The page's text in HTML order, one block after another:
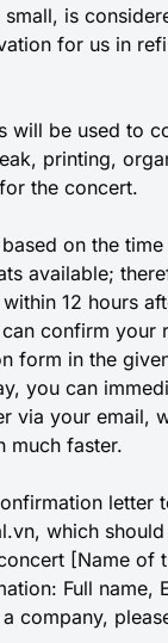
is
for us in
will be used to
printing,
the concert.
on the
available;
12 hours
confirm your
form in the
you can
via your email,
much faster.
letter
which
[Name of
Full name,
company,